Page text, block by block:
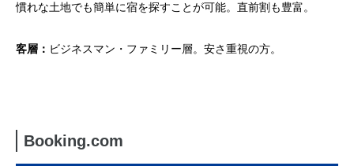
慣れな土地でも簡単に宿を探すことが可能。直前割も豊富。
客層： ビジネスマン・ファミリー層。安さ重視の方。
Booking.com